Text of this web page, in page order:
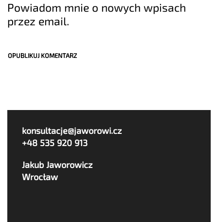
Powiadom mnie o nowych wpisach
przez email.
konsultacje@jaworowi.cz
+48 535 920 913
Jakub Jaworowicz
Wrocław